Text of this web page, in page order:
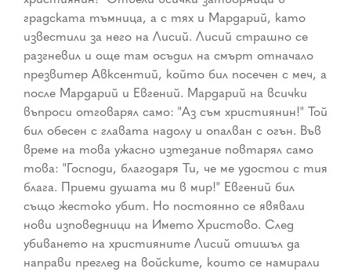
градската тъмница, а с тях и Мардарий, като
известили за него на Лисий. Лисий страшно се
разгневил и още там осъдил на смърт отначало
презвитер Авксентий, който бил посечен с меч, а
после Мардарий и Евгений. Мардарий на всички
въпроси отговарял само: "Аз съм християнин!" Той
бил обесен с главата надолу и опалван с огън. Във
време на това ужасно изтезание повтарял само
това: "Господи, благодаря Ти, че ме удостои с тия
блага. Приеми душата ми в мир!" Евгений бил
също жестоко убит. Но постоянно се явявали
нови изповедници на Името Христово. След
убиването на християните Лисий отишъл да
направи преглед на войските, които се намирали